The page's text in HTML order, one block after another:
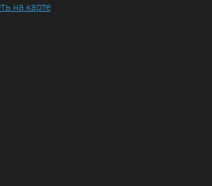
на карте